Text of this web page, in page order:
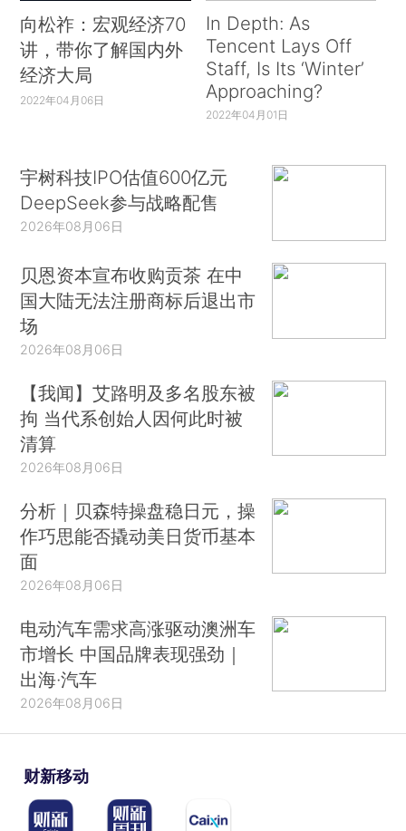
向松祚：宏观经济70
讲，带你了解国内外
经济大局
2022年04月06日
In Depth: As
Tencent Lays Off
Staff, Is Its ‘Winter’
Approaching?
2022年04月01日
宇树科技IPO估值600亿元
DeepSeek参与战略配售
2026年08月06日
贝恩资本宣布收购贡茶 在中
国大陆无法注册商标后退出市
场
2026年08月06日
【我闻】艾路明及多名股东被
拘 当代系创始人因何此时被
清算
2026年08月06日
分析｜贝森特操盘稳日元，操
作巧思能否撬动美日货币基本
面
2026年08月06日
电动汽车需求高涨驱动澳洲车
市增长 中国品牌表现强劲｜
出海·汽车
2026年08月06日
财新移动